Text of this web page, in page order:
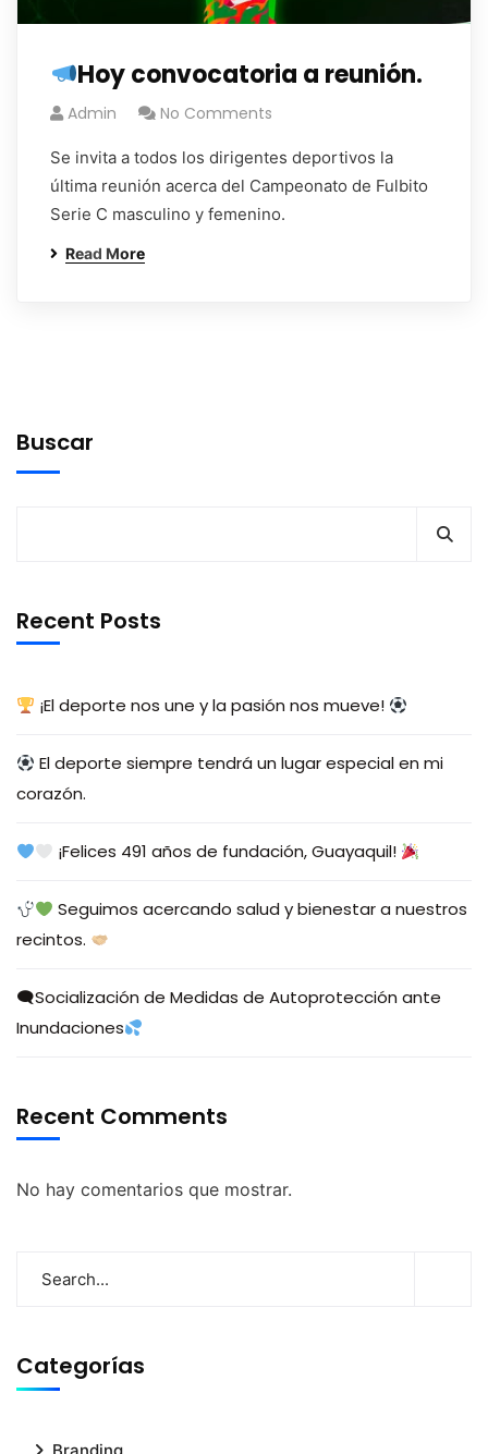
Hoy convocatoria a reunión.
Admin No Comments
Se invita a todos los dirigentes deportivos la
última reunión acerca del Campeonato de Fulbito
Serie C masculino y femenino.
Read More
Buscar
Recent Posts
¡El deporte nos une y la pasión nos mueve!
El deporte siempre tendrá un lugar especial en mi
corazón.
¡Felices 491 años de fundación, Guayaquil!
Seguimos acercando salud y bienestar a nuestros
recintos.
🗨Socialización de Medidas de Autoprotección ante
Inundaciones
Recent Comments
No hay comentarios que mostrar.
Categorías